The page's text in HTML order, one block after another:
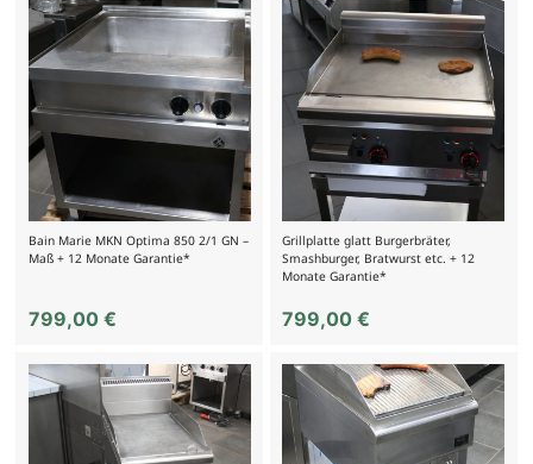
Bain Marie MKN Optima 850 2/1 GN –
Maß + 12 Monate Garantie*
799,00 €
Grillplatte glatt Burgerbräter,
Smashburger, Bratwurst etc. + 12
Monate Garantie*
799,00€